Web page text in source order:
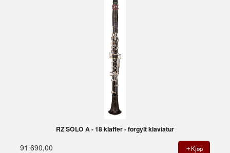
RZ SOLO A - 18 klaffer - forgylt klaviatur
91 690,00 Kjøp